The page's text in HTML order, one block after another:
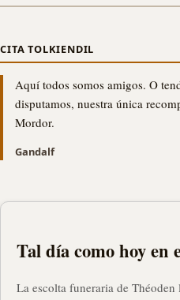
CITA TOLKIENDIL
Aquí todos somos amigos. O
disputamos, nuestra única
Mordor.
Gandalf
Tal día como hoy en
La escolta funeraria de